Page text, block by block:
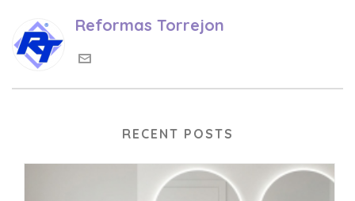
Reformas Torrejon
RECENT POSTS